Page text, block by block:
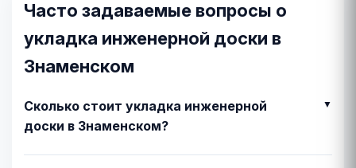
Часто задаваемые вопросы о
укладка инженерной доски в
Знаменском
Сколько стоит укладка инженерной
доски в Знаменском?